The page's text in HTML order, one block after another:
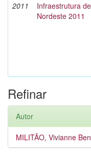
2011
Infraestrutura
Nordeste 2011
Refinar
Autor
MILITÃO, Vivianne